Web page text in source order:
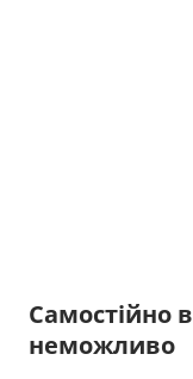
Самостійно
неможливо